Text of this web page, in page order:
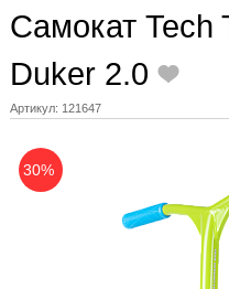
Самокат Tech
Duker 2.0
Артикул: 121647
30%